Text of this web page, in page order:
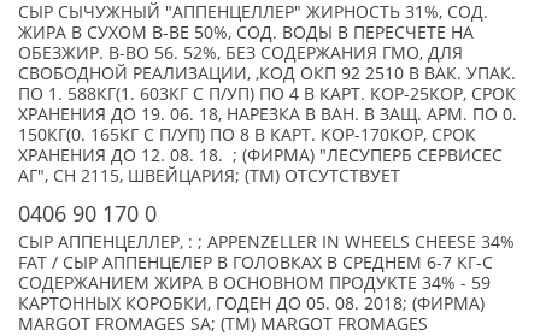
СЫР СЫЧУЖНЫЙ "АППЕНЦЕЛЛЕР" ЖИРНОСТЬ 31%, СОД.
ЖИРА В СУХОМ В-ВЕ 50%, СОД. ВОДЫ В ПЕРЕСЧЕТЕ НА
ОБЕЗЖИР. В-ВО 56. 52%, БЕЗ СОДЕРЖАНИЯ ГМО, ДЛЯ
СВОБОДНОЙ РЕАЛИЗАЦИИ, ,КОД ОКП 92 2510 В ВАК. УПАК.
ПО 1. 588КГ(1. 603КГ С П/УП) ПО 4 В КАРТ. КОР-25КОР, СРОК
ХРАНЕНИЯ ДО 19. 06. 18, НАРЕЗКА В ВАН. В ЗАЩ. АРМ. ПО 0.
150КГ(0. 165КГ С П/УП) ПО 8 В КАРТ. КОР-170КОР, СРОК
ХРАНЕНИЯ ДО 12. 08. 18. ; (ФИРМА) "ЛЕСУПЕРБ СЕРВИСЕС
АГ", CH 2115, ШВЕЙЦАРИЯ; (TM) ОТСУТСТВУЕТ
0406 90 170 0
СЫР АППЕНЦЕЛЛЕР, : ; APPENZELLER IN WHEELS CHEESE 34%
FAT / СЫР АППЕНЦЕЛЕР В ГОЛОВКАХ В СРЕДНЕМ 6-7 КГ-С
СОДЕРЖАНИЕМ ЖИРА В ОСНОВНОМ ПРОДУКТЕ 34% - 59
КАРТОННЫХ КОРОБКИ, ГОДЕН ДО 05. 08. 2018; (ФИРМА)
MARGOT FROMAGES SA; (TM) MARGOT FROMAGES